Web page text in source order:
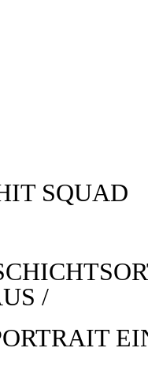
SQUAD
/